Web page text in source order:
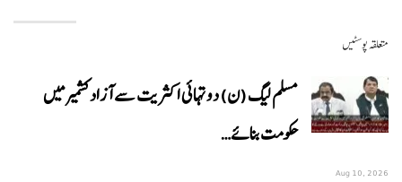
متعلقہ پوسٹیں
مسلم لیگ (ن) دو تہائی اکثریت سے آزاد کشمیر میں
حکومت بنائے…
Aug 10, 2026